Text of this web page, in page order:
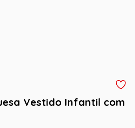
Vestido Infantil com